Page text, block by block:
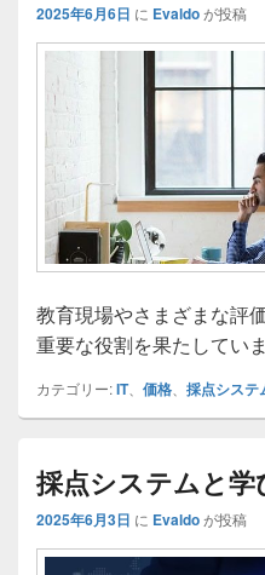
2025年6月6日 に Evaldoが投稿
教育現場やさまざまな評
重要な役割を果たしていま
カテゴリー:IT、 価格 採点システ
採点システムと学
2025年6月3日 に Evaldoが投稿